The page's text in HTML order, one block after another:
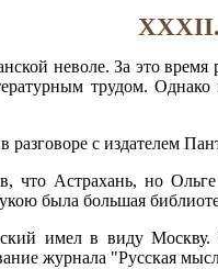
XXXII.
неволе. За это
трудом.
с издателем
что Астрахань, но
была большая
имел в виду
журнала "Русская